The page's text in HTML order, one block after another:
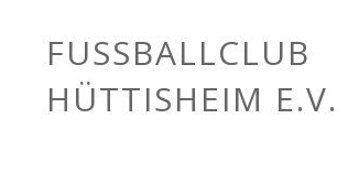
FUSSBALLCLUB
HÜTTISHEIM E.V.